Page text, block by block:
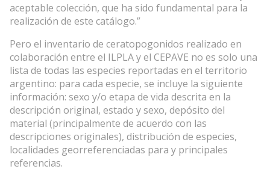
aceptable colección, que ha sido fundamental para la
realización de este catálogo.”
Pero el inventario de ceratopogonidos realizado en
colaboración entre el ILPLA y el CEPAVE no es solo una
lista de todas las especies reportadas en el territorio
argentino: para cada especie, se incluye la siguiente
información: sexo y/o etapa de vida descrita en la
descripción original, estado y sexo, depósito del
material (principalmente de acuerdo con las
descripciones originales), distribución de especies,
localidades georreferenciadas para y principales
referencias.